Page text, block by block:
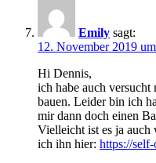
Emily sagt:
12. November 2019
Hi Dennis,
ich habe auch
bauen. Leider bin ich
mir dann doch einen
Vielleicht ist es ja auch
ich ihn hier: https://